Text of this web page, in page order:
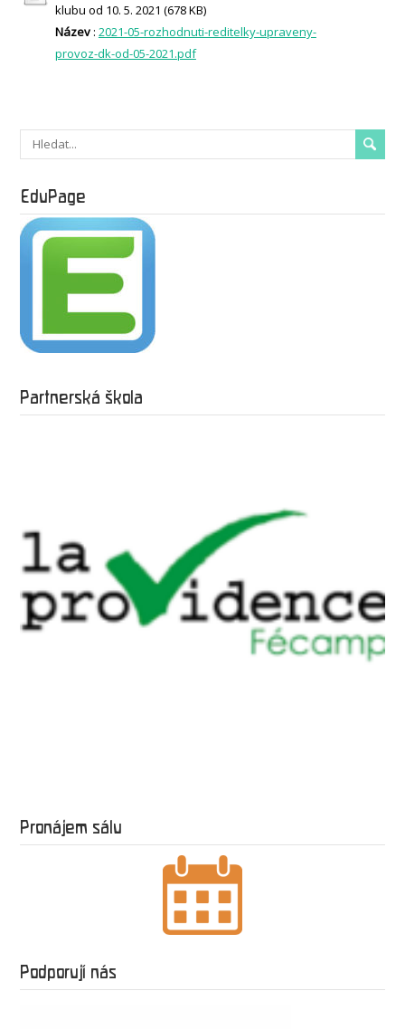
klubu od 10. 5. 2021 (678 KB)
Název: 2021-05-rozhodnuti-reditelky-upraveny-
provoz-dk-od-05-2021.pdf
EduPage
Partnerská škola
Pronájem sálu
Podporují nás